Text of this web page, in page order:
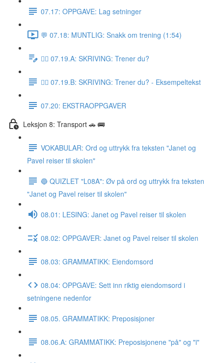
07.17: OPPGAVE: Lag setninger
💬 07.18: MUNTLIG: Snakk om trening (1:54)
✍🏼 07.19.A: SKRIVING: Trener du?
✍🏼 07.19.B: SKRIVING: Trener du? - Eksempeltekst
07.20: EKSTRAOPPGAVER
Leksjon 8: Transport 🚗 🚌
VOKABULAR: Ord og uttrykk fra teksten "Janet og
Pavel reiser til skolen"
🔵 QUIZLET "L08A": Øv på ord og uttrykk fra teksten
"Janet og Pavel reiser til skolen"
08.01: LESING: Janet og Pavel reiser til skolen
08.02: OPPGAVER: Janet og Pavel reiser til skolen
08.03: GRAMMATIKK: Eiendomsord
08.04: OPPGAVE: Sett inn riktig eiendomsord i
setningene nedenfor
08.05. GRAMMATIKK: Preposisjoner
08.06.A: GRAMMATIKK: Preposisjonene "på" og "i"